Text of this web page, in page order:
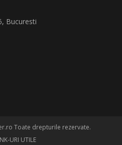
Bucuresti
Toate drepturile rezervate.
URI UTILE